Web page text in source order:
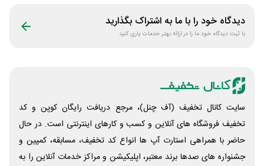
دیدگاه خود را با ما به اشتراک بگذارید
با ثبت دیدگاه خود ما را در ارائه بهتر خدمات یاری کنید
سایت کانال تخفیف (آف چنل)، مرجع دریافت رایگان کوپن و کد
تخفیف فروشگاه های آنلاین و کسب و‌ کارهای اینترنتی است. در حال
حاضر با همراهی استارت آپ ها انواع کد تخفیف، مسابقه، کمپین و
جشنواره های صدها برند معتبر، اپلیکیشن و مراکز خدمات آنلاین را به